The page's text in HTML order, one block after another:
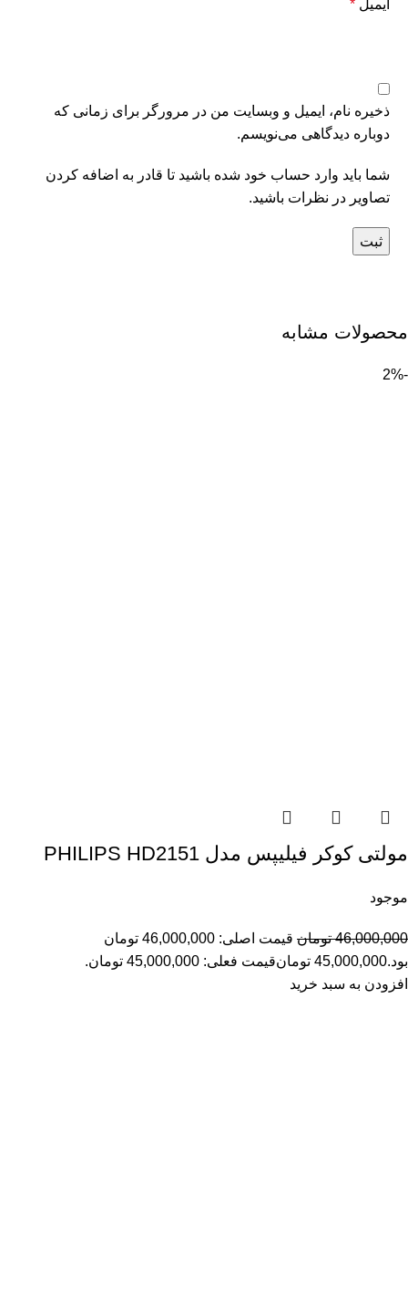
ایمیل *
ذخیره نام، ایمیل و وبسایت من در مرورگر برای زمانی که
دوباره دیدگاهی می‌نویسم.
شما باید وارد حساب خود شده باشید تا قادر به اضافه کردن
تصاویر در نظرات باشید.
محصولات مشابه
-2%
مولتی کوکر فیلیپس مدل PHILIPS HD2151
موجود
46,000,000 تومان
قیمت اصلی: 46,000,000 تومان
بود.45,000,000 تومانقیمت فعلی: 45,000,000 تومان.
افزودن به سبد خرید